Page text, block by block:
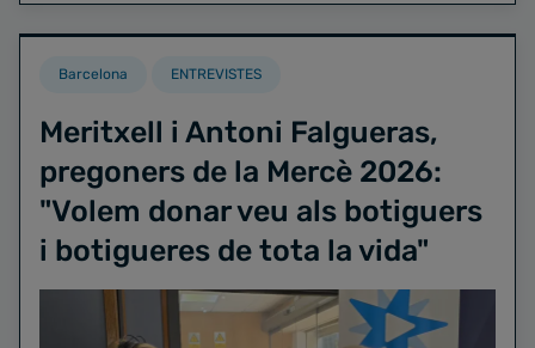
Barcelona ENTREVISTES
Meritxell i Antoni Falgueras,
pregoners de la Mercè 2026:
"Volem donar veu als botiguers
i botigueres de tota la vida"